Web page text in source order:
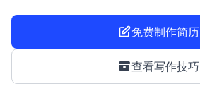
免费制作简历
查看写作技巧